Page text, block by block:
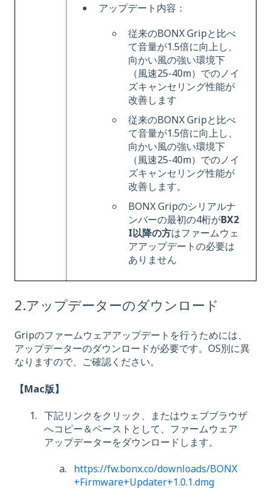
アップデート内容：
従来のBONX Gripと比べ
て音量が1.5倍に向上し、
向かい風の強い環境下
（風速25-40m）でのノイ
ズキャンセリング性能が
改善します
従来のBONX Gripと比べ
て音量が1.5倍に向上し、
向かい風の強い環境下
（風速25-40m）でのノイ
ズキャンセリング性能が
改善します。
BONX Gripのシリアルナ
ンバーの最初の4桁がBX2
I以降の方はファームウェ
アアップデートの必要は
ありません
2.アップデーターのダウンロード
Gripのファームウェアアップデートを行うためには、
アップデーターのダウンロードが必要です。OS別に異
なりますので、ご確認ください。
【Mac版】
下記リンクをクリック、またはウェブブラウザ
へコピー＆ペーストとして、ファームウェア
アップデーターをダウンロードします。
https://fw.bonx.co/downloads/BONX
+Firmware+Updater+1.0.1.dmg